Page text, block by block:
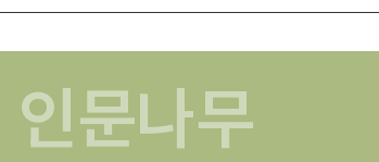
인문나무